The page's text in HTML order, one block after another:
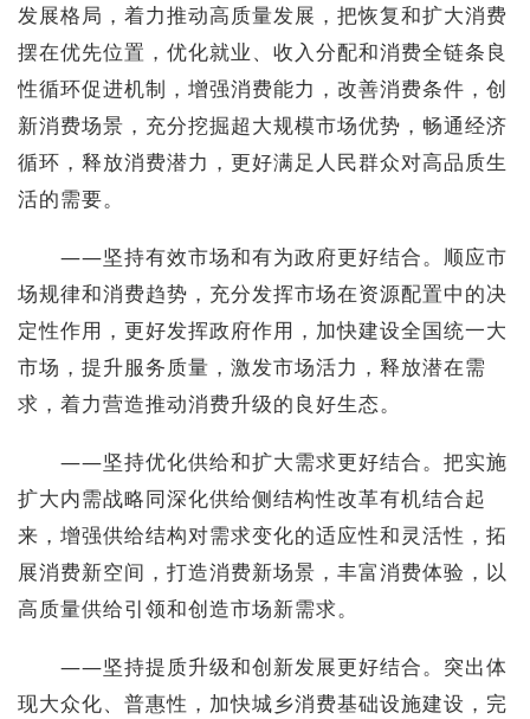
发展格局，着力推动高质量发展，把恢复和扩大消费
摆在优先位置，优化就业、收入分配和消费全链条良
性循环促进机制，增强消费能力，改善消费条件，创
新消费场景，充分挖掘超大规模市场优势，畅通经济
循环，释放消费潜力，更好满足人民群众对高品质生
活的需要。
——坚持有效市场和有为政府更好结合。顺应市
场规律和消费趋势，充分发挥市场在资源配置中的决
定性作用，更好发挥政府作用，加快建设全国统一大
市场，提升服务质量，激发市场活力，释放潜在需
求，着力营造推动消费升级的良好生态。
——坚持优化供给和扩大需求更好结合。把实施
扩大内需战略同深化供给侧结构性改革有机结合起
来，增强供给结构对需求变化的适应性和灵活性，拓
展消费新空间，打造消费新场景，丰富消费体验，以
高质量供给引领和创造市场新需求。
——坚持提质升级和创新发展更好结合。突出体
现大众化、普惠性，加快城乡消费基础设施建设，完